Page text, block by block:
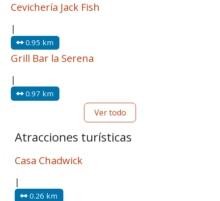
Cevichería Jack Fish
|
0.95 km
Grill Bar la Serena
|
0.97 km
Ver todo
Atracciones turísticas
Casa Chadwick
|
0.26 km